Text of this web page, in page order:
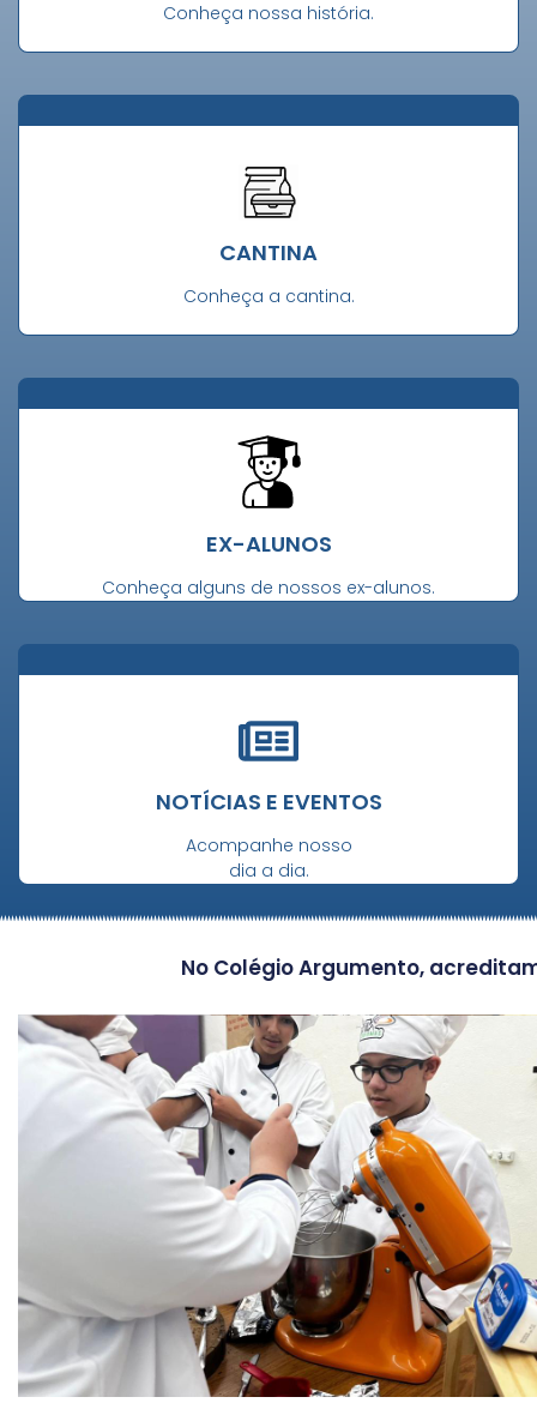
Conheça nossa história.
CANTINA
Conheça a cantina.
EX-ALUNOS
Conheça alguns de nossos ex-alunos.
NOTÍCIAS E EVENTOS
Acompanhe nosso
dia a dia.
No Colégio Argumento,